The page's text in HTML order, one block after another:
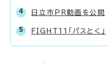
日立市PR動画を公開
FIGHT11「パスとく」